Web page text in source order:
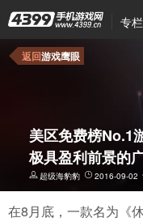
专
返回游戏鹰眼
美区免费榜No.1
极具盈利前景的
超级海豹豹 2016-09-02
在8月底，一款名为《